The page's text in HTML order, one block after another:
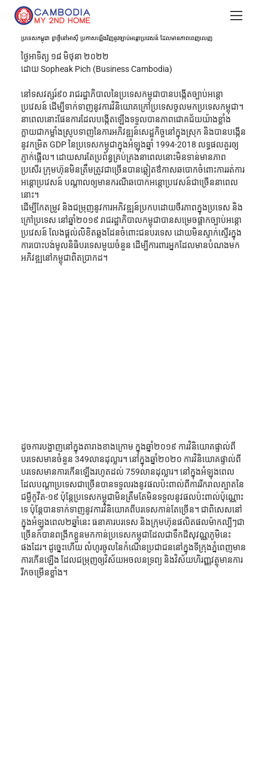
ប្រទេសកម្ពុជា ខ្លាថ្មីនៅអាស៊ី ប្រកាសឡើងវិញនូវច្បាប់អន្តោប្រវេសន៍ ដែលមានភាពពេញលេញ
ថ្ងៃអាទិត្យ ១៨ មិថុនា ២០២២
ដោយ Sopheak Pich (Business Cambodia)
នៅទសវត្សរ៍៩០ រាជរដ្ឋាភិបាលនៃប្រទេសកម្ពុជាបានបង្កើតច្បាប់អន្តោ
ប្រវេសន៍ ដើម្បីទាក់ទាញនូវការវិនិយោគក្រៅប្រទេសចូលមកប្រទេសកម្ពុជា។
នាពេលនោះផែនការដែលបង្កើតឡើងទទួលបានភាពជោគជ័យយ៉ាងខ្លាំង
ក្លាយជាកម្លាំងស្រូបទាញនៃការអភិវឌ្ឍន៍សេដ្ឋកិច្ចនៅក្នុងស្រុក និងបានបង្កើន
នូវកម្រិត GDP នៃប្រទេសកម្ពុជាក្នុងអំឡុងឆ្នាំ 1994-2018 លទ្ធផលគួរឲ្យ
ភ្ញាក់ផ្អើល។ ដោយសារតែប្រព័ន្ធគ្រប់គ្រងនាពេលនោះមិនទាន់មានភាព
ប្រសើរ ក្រុមហ៊ុនមិនត្រឹមត្រូវជាច្រើនបានឆ្លៀតឳកាសឆបោកចំពោះការរត់ការ
អន្តោប្រវេសន៍ បណ្ដាលឲ្យមានករណីឆបោកអន្តោប្រវេសន៍ជាច្រើននាពេល
នោះ។
ដើម្បីកែតម្រូវ និងជម្រុញនូវការអភិវឌ្ឍន៍ប្រកបដោយចីរភាពក្នុងប្រទេស និង
ក្រៅប្រទេស នៅឆ្នាំ២០១៩ រាជរដ្ឋាភិបាលកម្ពុជាបានសម្រេចផ្អាកច្បាប់អន្តោ
ប្រវេសន៍ លែងផ្ដល់លិខិតឆ្លងដែនចំពោះជនបរទេស ដោយមិនស្ទាក់ស្ទើរក្នុង
ការបោះបង់មូលនិធិបរទេសមួយចំនួន ដើម្បីការពារអ្នកដែលមានបំណងមក
អភិវឌ្ឍនៅកម្ពុជាពិតប្រាកដ។
ដូចការបង្ហាញនៅក្នុងតារាងខាងក្រោម ក្នុងឆ្នាំ២០១៩ ការវិនិយោគផ្ទាល់ពី
បរទេសមានចំនួន 349លានដុល្លារ។ នៅក្នុងឆ្នាំ២០២០ ការវិនិយោគផ្ទាល់ពី
បរទេសមានការកើនឡើងរហូតដល់ 759លានដុល្លារ។ នៅក្នុងអំឡុងពេល
ដែលបណ្ដាប្រទេសជាច្រើនបានទទួលរងនូវផលប៉ះពាល់ពីការរីករាលត្បាតនៃ
ជម្ងឺកូវីត-១៩ ប៉ុន្តែប្រទេសកម្ពុជាមិនត្រឹមតែមិនទទួលនូវផលប៉ះពាល់ប៉ុណ្ណោះ
ទេ ប៉ុន្តែបានទាក់ទាញនូវការវិនិយោគពីបរទេសកាន់តែច្រើន។ ជាពិសេសនៅ
ក្នុងអំឡុងពេល២ឆ្នាំនេះ ធនាគារបរទេស និងក្រុមហ៊ុនផលិតផលម៉ាកល្បីៗជា
ច្រើនក៏បានពង្រីកខ្លួនមកកាន់ប្រទេសកម្ពុជាដែលជាទឹកដីសុវណ្ណភូមិនេះ
ផងដែរ។ ដូច្នេះហើយ លំហូរចូលនៃកំណើនប្រជាជននៅក្នុងទីក្រុងភ្នំពេញមាន
ការកើនឡើង ដែលជម្រុញឲ្យវិស័យអចលនទ្រព្យ និងវិស័យហិរញ្ញវត្ថុមានការ
រីកចម្រើនខ្លាំង។